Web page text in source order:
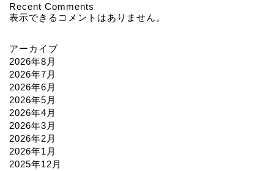
Recent Comments
表示できるコメントはありません。
アーカイブ
2026年8月
2026年7月
2026年6月
2026年5月
2026年4月
2026年3月
2026年2月
2026年1月
2025年12月